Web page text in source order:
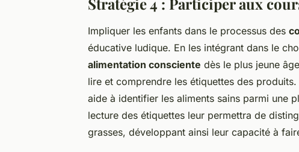
Impliquer les enfants dans le processus des
éducative ludique. En les intégrant dans le
alimentation consciente dès le plus jeune
lire et comprendre les étiquettes des
aide à identifier les aliments sains parmi une
lecture des étiquettes leur permettra de
grasses, développant ainsi leur capacité à